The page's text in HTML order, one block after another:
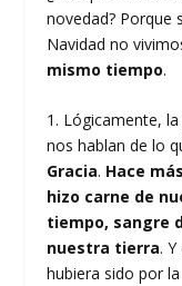
novedad? Porque
Navidad no
mismo tiempo.
1. Lógicamente,
nos hablan de lo
Gracia. Hace
hizo carne de
tiempo, sangre
nuestra tierra.
hubiera sido por